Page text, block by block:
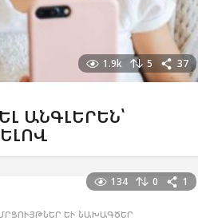
1.9k 5 37
ԱՆԳԼԵՐԵՆ՝
134 0 1
ԵՒ ՆԱԽԱԳԾԵՐ